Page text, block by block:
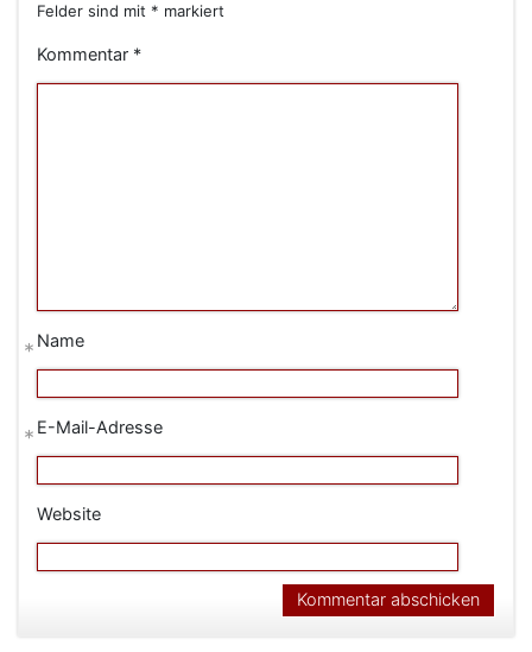
Felder sind mit * markiert
Kommentar *
Name
*
E-Mail-Adresse
*
Website